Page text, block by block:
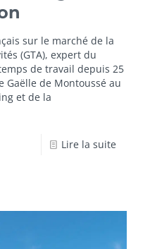
sur le marché de la
(GTA), expert du
de travail depuis 25
Gaëlle de Montoussé au
et de la
Lire la suite